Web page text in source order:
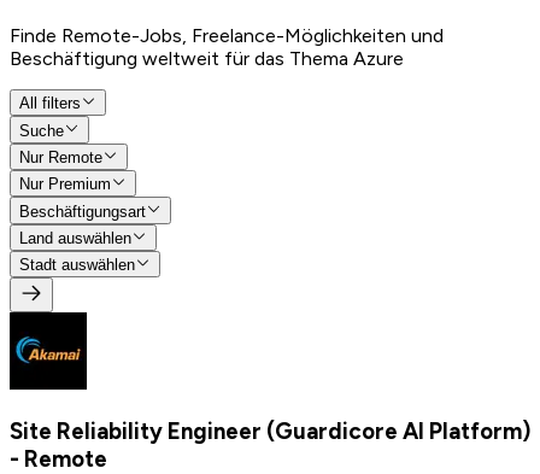
Finde Remote-Jobs, Freelance-Möglichkeiten und
Beschäftigung weltweit für das Thema Azure
All filters
Suche
Nur Remote
Nur Premium
Beschäftigungsart
Land auswählen
Stadt auswählen
Site Reliability Engineer (Guardicore AI Platform)
- Remote